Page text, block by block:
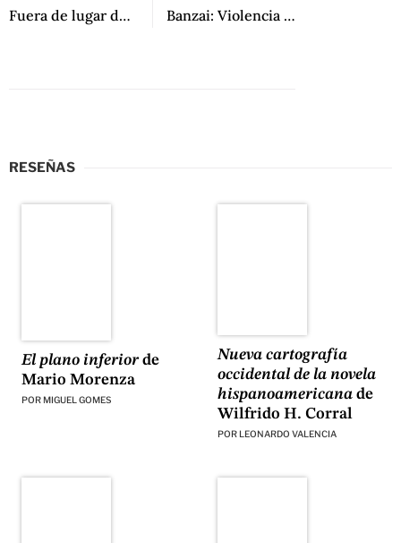
Fuera de lugar de Pablo Brescia Banzai: Violencia en la carretera de Roberto Rubiano Vargas
RESEÑAS
El plano inferiorde
Mario Morenza
POR MIGUEL GOMES
Nueva cartografía
occidental de la novela
hispanoamericanade
Wilfrido H. Corral
POR LEONARDO VALENCIA